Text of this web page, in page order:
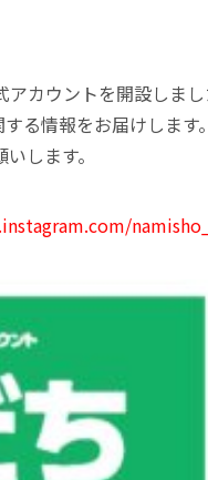
カウントを開設しまし
る情報をお届けします。
します。